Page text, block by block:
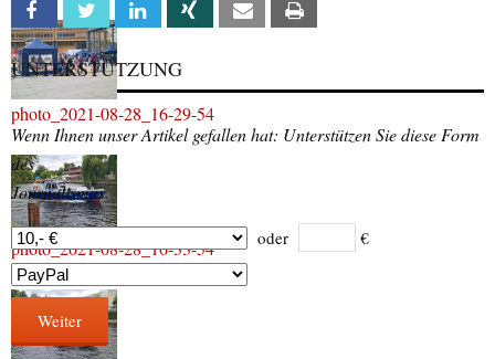
photo_2021-08-28_16-29-54
photo_2021-08-28_16-33-54
Facebook Twitter Linkedin Xing Email
UNTERSTÜTZUNG
Wenn Ihnen unser Artikel gefallen hat: Unterstützen Sie diese Form
des
Journalismus.
oder €
Weiter